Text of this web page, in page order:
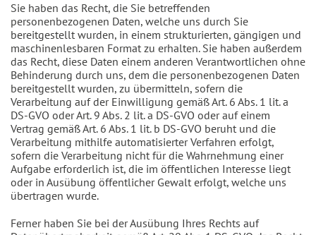
Sie haben das Recht, die Sie betreffenden
personenbezogenen Daten, welche uns durch Sie
bereitgestellt wurden, in einem strukturierten, gängigen und
maschinenlesbaren Format zu erhalten. Sie haben außerdem
das Recht, diese Daten einem anderen Verantwortlichen ohne
Behinderung durch uns, dem die personenbezogenen Daten
bereitgestellt wurden, zu übermitteln, sofern die
Verarbeitung auf der Einwilligung gemäß Art. 6 Abs. 1 lit. a
DS-GVO oder Art. 9 Abs. 2 lit. a DS-GVO oder auf einem
Vertrag gemäß Art. 6 Abs. 1 lit. b DS-GVO beruht und die
Verarbeitung mithilfe automatisierter Verfahren erfolgt,
sofern die Verarbeitung nicht für die Wahrnehmung einer
Aufgabe erforderlich ist, die im öffentlichen Interesse liegt
oder in Ausübung öffentlicher Gewalt erfolgt, welche uns
übertragen wurde.
Ferner haben Sie bei der Ausübung Ihres Rechts auf